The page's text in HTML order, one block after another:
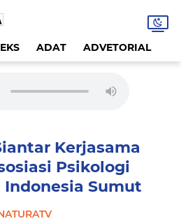
ADAT ADVETORIAL
Kerjasama
Psikologi
Sumut